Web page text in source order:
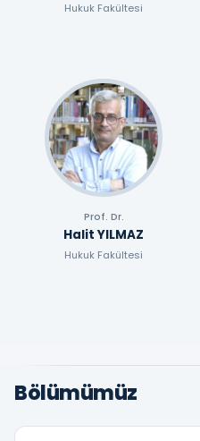
Hukuk Fakültesi
Prof. Dr.
Halit YILMAZ
Hukuk Fakültesi
Bölümümüz